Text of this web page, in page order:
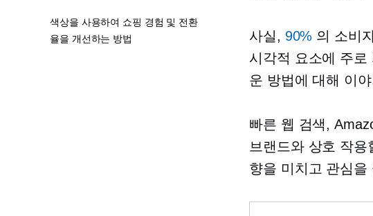
사실, 90% 의 소비
시각적 요소에 주로
운 방법에 대해 이
빠른 웹 검색,
브랜드와 상호 작
향을 미치고 관심을
색상을 사용하여 쇼핑 경험 및 전환
율을 개선하는 방법